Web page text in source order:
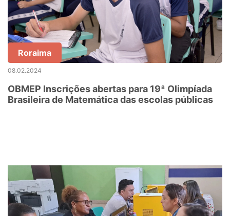
Roraima
08.02.2024
OBMEP Inscrições abertas para 19ª Olimpíada
Brasileira de Matemática das escolas públicas